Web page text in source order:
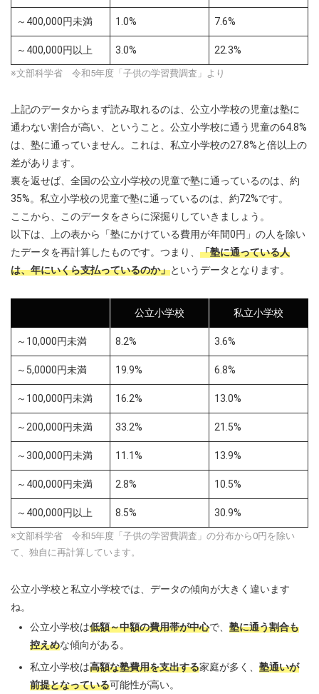
～400,000円未満 1.0% 7.6%
～400,000円以上 3.0% 22.3%
※文部科学省 令和5年度「子供の学習費調査」より
上記のデータからまず読み取れるのは、公立小学校の児童は塾に
通わない割合が高い、ということ。公立小学校に通う児童の64.8%
は、塾に通っていません。これは、私立小学校の27.8%と倍以上の
差があります。
裏を返せば、全国の公立小学校の児童で塾に通っているのは、約
35%。私立小学校の児童で塾に通っているのは、約72%です。
ここから、このデータをさらに深掘りしていきましょう。
以下は、上の表から「塾にかけている費用が年間0円」の人を除い
たデータを再計算したものです。つまり、 「塾に通っている人
は、年にいくら支払っているのか」というデータとなります。
公立小学校 私立小学校
～10,000円未満 8.2% 3.6%
～5,0000円未満 19.9% 6.8%
～100,000円未満 16.2% 13.0%
～200,000円未満 33.2% 21.5%
～300,000円未満 11.1% 13.9%
～400,000円未満 2.8% 10.5%
～400,000円以上 8.5% 30.9%
※文部科学省 令和5年度「子供の学習費調査」の分布から0円を除い
て、独自に再計算しています。
公立小学校と私立小学校では、データの傾向が大きく違います
ね。
公立小学校は低額～中額の費用帯が中心で、塾に通う割合も
控えめな傾向がある。
私立小学校は高額な塾費用を支出する家庭が多く、塾通いが
前提となっている可能性が高い。